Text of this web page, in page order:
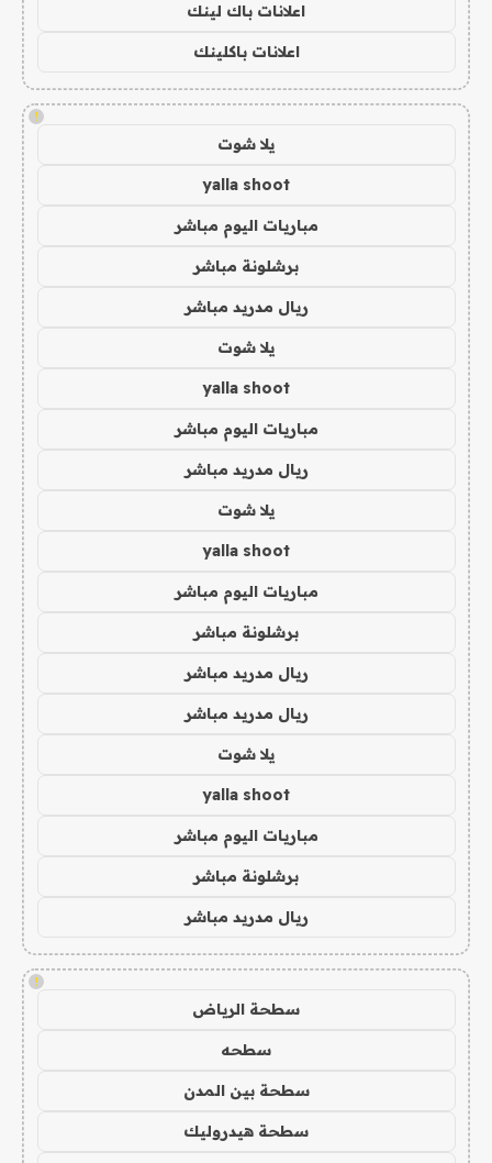
اعلانات باك لينك
اعلانات باكلينك
!
يلا شوت
yalla shoot
مباريات اليوم مباشر
برشلونة مباشر
ريال مدريد مباشر
يلا شوت
yalla shoot
مباريات اليوم مباشر
ريال مدريد مباشر
يلا شوت
yalla shoot
مباريات اليوم مباشر
برشلونة مباشر
ريال مدريد مباشر
ريال مدريد مباشر
يلا شوت
yalla shoot
مباريات اليوم مباشر
برشلونة مباشر
ريال مدريد مباشر
!
سطحة الرياض
سطحه
سطحة بين المدن
سطحة هيدروليك